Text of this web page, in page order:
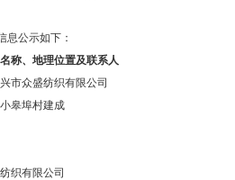
息公示如下：
称、地理位置及联系人
市众盛纺织有限公司
皋埠村建成
织有限公司